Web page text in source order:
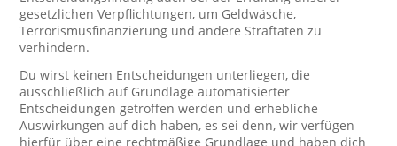
gesetzlichen Verpflichtungen, um Geldwäsche,
Terrorismusfinanzierung und andere Straftaten zu
verhindern.
Du wirst keinen Entscheidungen unterliegen, die
ausschließlich auf Grundlage automatisierter
Entscheidungen getroffen werden und erhebliche
Auswirkungen auf dich haben, es sei denn, wir verfügen
hierfür über eine rechtmäßige Grundlage und haben dich